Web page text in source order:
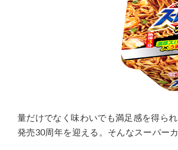
量だけでなく味わいでも満足感を得ら
発売30周年を迎える。そんなスーパー